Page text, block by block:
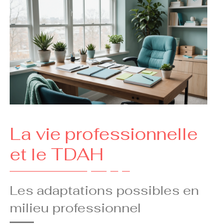
La vie professionnelle
et le TDAH
Les adaptations possibles en
milieu professionnel